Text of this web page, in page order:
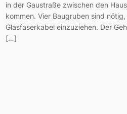
in der Gaustraße zwischen den
kommen. Vier Baugruben sind
Glasfaserkabel einzuziehen. Der
[…]